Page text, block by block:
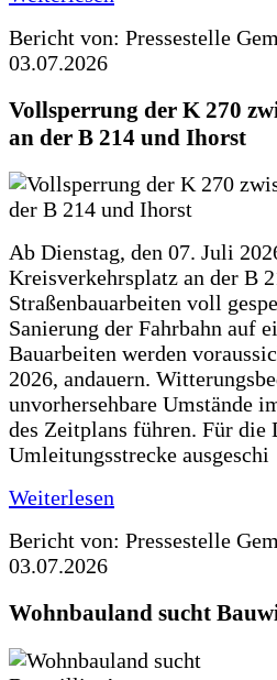
Bericht von: Pressestelle
03.07.2026
Vollsperrung der K 270
an der B 214 und Ihorst
Ab Dienstag, den 07. Juli
Kreisverkehrsplatz an der B
Straßenbauarbeiten voll
Sanierung der Fahrbahn auf
Bauarbeiten werden
2026, andauern.
unvorhersehbare Umstände
des Zeitplans führen. Für die
Umleitungsstrecke ausgeschi
Weiterlesen
Bericht von: Pressestelle
03.07.2026
Wohnbauland sucht